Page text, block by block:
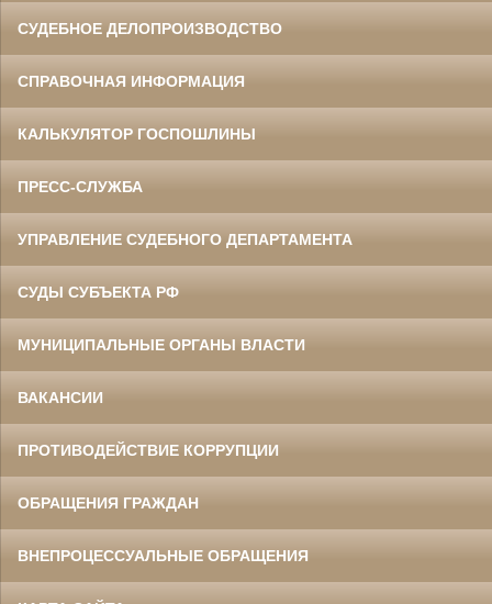
СУДЕБНОЕ ДЕЛОПРОИЗВОДСТВО
СПРАВОЧНАЯ ИНФОРМАЦИЯ
КАЛЬКУЛЯТОР ГОСПОШЛИНЫ
ПРЕСС-СЛУЖБА
УПРАВЛЕНИЕ СУДЕБНОГО ДЕПАРТАМЕНТА
СУДЫ СУБЪЕКТА РФ
МУНИЦИПАЛЬНЫЕ ОРГАНЫ ВЛАСТИ
ВАКАНСИИ
ПРОТИВОДЕЙСТВИЕ КОРРУПЦИИ
ОБРАЩЕНИЯ ГРАЖДАН
ВНЕПРОЦЕССУАЛЬНЫЕ ОБРАЩЕНИЯ